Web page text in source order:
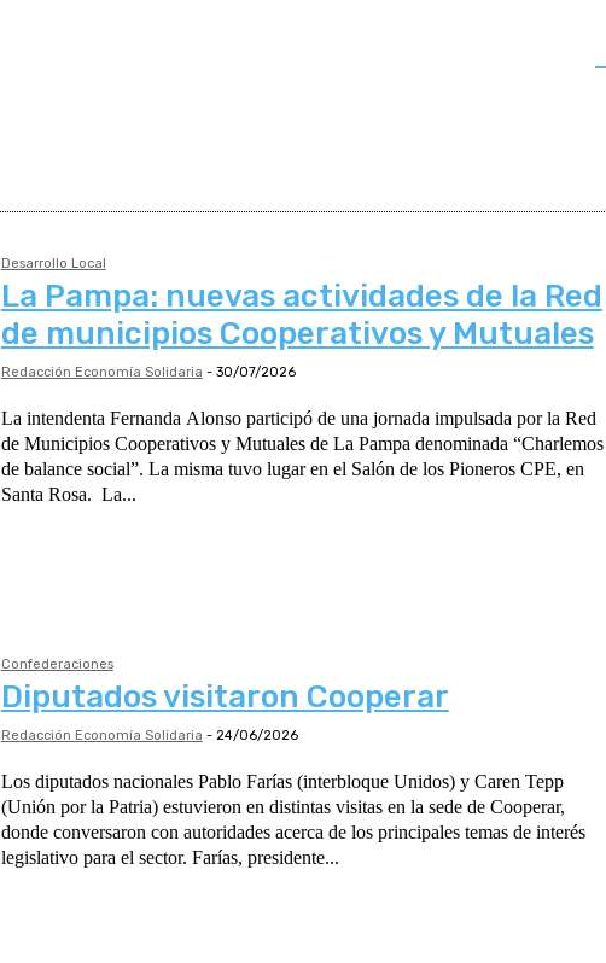
Desarrollo Local
La Pampa: nuevas actividades de la Red
de municipios Cooperativos y Mutuales
Redacción Economía Solidaria - 30/07/2026
La intendenta Fernanda Alonso participó de una jornada impulsada por la Red
de Municipios Cooperativos y Mutuales de La Pampa denominada “Charlemos
de balance social”. La misma tuvo lugar en el Salón de los Pioneros CPE, en
Santa Rosa. La...
Confederaciones
Diputados visitaron Cooperar
Redacción Economía Solidaria - 24/06/2026
Los diputados nacionales Pablo Farías (interbloque Unidos) y Caren Tepp
(Unión por la Patria) estuvieron en distintas visitas en la sede de Cooperar,
donde conversaron con autoridades acerca de los principales temas de interés
legislativo para el sector. Farías, presidente...